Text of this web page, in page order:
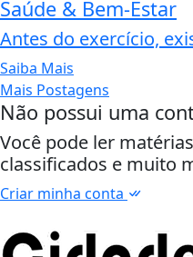
Saúde & Bem-Estar
Antes do exercício,
Saiba Mais
Mais Postagens
Não possui uma
Você pode ler
classificados e muito
Criar minha conta